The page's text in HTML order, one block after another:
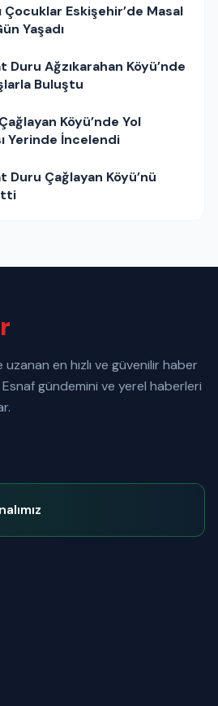
Çocuklar Eskişehir’de Masal
Yaşadı
Duru Ağzıkarahan Köyü’nde
Buluştu
Köyü’nde Yol
Yerinde İncelendi
Duru Çağlayan Köyü’nü
uzanan en hızlı ve güvenilir haber
gündemini ve yerel haberleri